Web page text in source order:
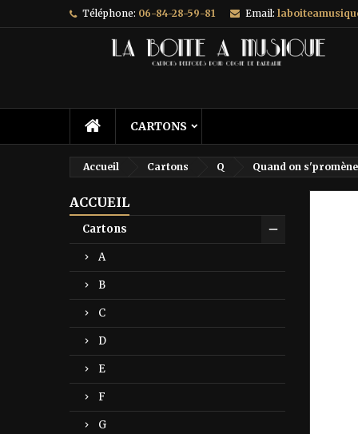
Téléphone: 06-84-28-59-81 Email:
CARTONS
Accueil Cartons Q Quand on
ACCUEIL
Cartons
A
B
C
D
E
F
G